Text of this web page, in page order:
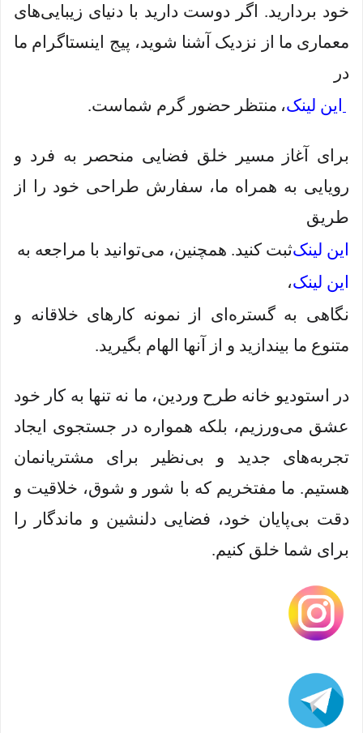
خود بردارید. اگر دوست دارید با دنیای زیبایی‌های
معماری ما از نزدیک آشنا شوید، پیج اینستاگرام ما
در
این لینک، منتظر حضور گرم شماست.
برای آغاز مسیر خلق فضایی منحصر به فرد و
رویایی به همراه ما، سفارش طراحی خود را از
طریق
این لینکثبت کنید. همچنین، می‌توانید با مراجعه به
این لینک،
نگاهی به گستره‌ای از نمونه کارهای خلاقانه و
متنوع ما بیندازید و از آنها الهام بگیرید.
در استودیو خانه طرح وردین، ما نه تنها به کار خود
عشق می‌ورزیم، بلکه همواره در جستجوی ایجاد
تجربه‌های جدید و بی‌نظیر برای مشتریانمان
هستیم. ما مفتخریم که با شور و شوق، خلاقیت و
دقت بی‌پایان خود، فضایی دلنشین و ماندگار را
برای شما خلق کنیم.